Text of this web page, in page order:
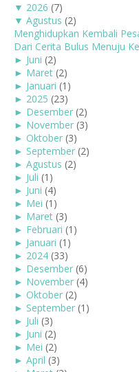
▼ 2026 (7)
▼ Agustus (2)
Menghidupkan Kembali
Dari Cerita Bulus Menuju
► Juni (2)
► Maret (2)
► Januari (1)
► 2025 (23)
► Desember (2)
► November (3)
► Oktober (3)
► September (2)
► Agustus (2)
► Juli (1)
► Juni (4)
► Mei (1)
► Maret (3)
► Februari (1)
► Januari (1)
► 2024 (33)
► Desember (6)
► November (4)
► Oktober (2)
► September (1)
► Juli (3)
► Juni (2)
► Mei (2)
► April (3)